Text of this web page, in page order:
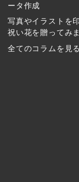
ータ作成
写真やイラストを
祝い花を贈ってみ
全てのコラムを見る